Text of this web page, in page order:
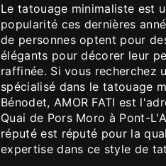
Le tatouage minimaliste est
popularité ces dernières
de personnes optent pour
élégants pour décorer leur
raffinée. Si vous recherchez
spécialisé dans le tatouage
Bénodet, AMOR FATI est
Quai de Pors Moro à Pont-
réputé est réputé pour la
expertise dans ce style de